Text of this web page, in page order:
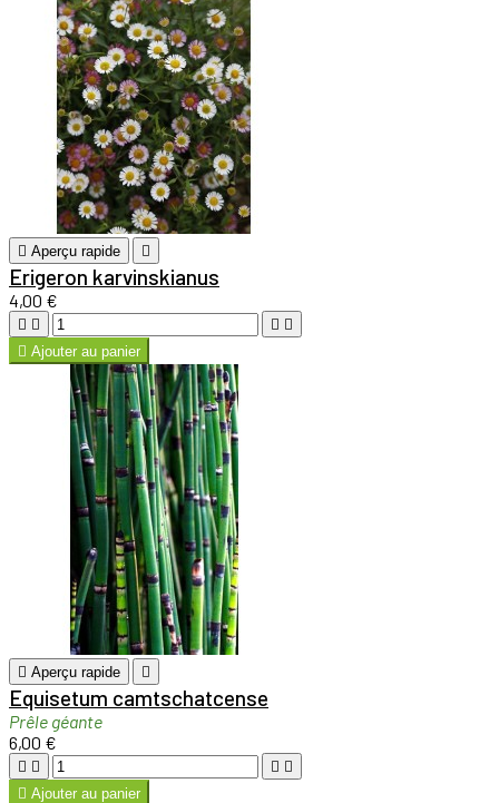
 Aperçu rapide 
Erigeron karvinskianus
4,00 €
   
 Ajouter au panier
 Aperçu rapide 
Equisetum camtschatcense
Prêle géante
6,00 €
   
 Ajouter au panier